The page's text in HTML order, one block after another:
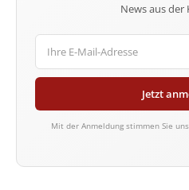
News aus der
Jetzt
Mit der Anmeldung stimmen Sie